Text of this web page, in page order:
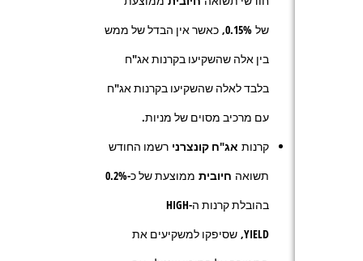
של 0.15%, כאשר אין הבדל של ממש
בין אלה שהשקיעו בקרנות אג"ח
בלבד לאלה שהשקיעו בקרנות אג"ח
עם מרכיב מסוים של מניות.
קרנות אג"ח קונצרני רשמו החודש
תשואה חיובית ממוצעת של כ- 0.2%
בהובלת קרנות ה-HIGH
YIELD, שסיפקו למשקיעים את